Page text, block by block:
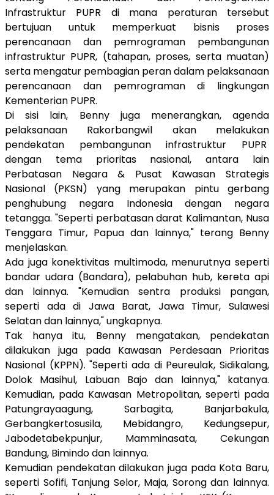
Infrastruktur PUPR di mana peraturan tersebut
bertujuan untuk memperkuat bisnis proses
perencanaan dan pemrograman pembangunan
infrastruktur PUPR, (tahapan, proses, serta muatan)
serta mengatur pembagian peran dalam pelaksanaan
perencanaan dan pemrograman di lingkungan
Kementerian PUPR.
Di sisi lain, Benny juga menerangkan, agenda
pelaksanaan Rakorbangwil akan melakukan
pendekatan pembangunan infrastruktur PUPR
dengan tema prioritas nasional, antara lain
Perbatasan Negara & Pusat Kawasan Strategis
Nasional (PKSN) yang merupakan pintu gerbang
penghubung negara Indonesia dengan negara
tetangga. "Seperti perbatasan darat Kalimantan, Nusa
Tenggara Timur, Papua dan lainnya," terang Benny
menjelaskan.
Ada juga konektivitas multimoda, menurutnya seperti
bandar udara (Bandara), pelabuhan hub, kereta api
dan lainnya. "Kemudian sentra produksi pangan,
seperti ada di Jawa Barat, Jawa Timur, Sulawesi
Selatan dan lainnya," ungkapnya.
Tak hanya itu, Benny mengatakan, pendekatan
dilakukan juga pada Kawasan Perdesaan Prioritas
Nasional (KPPN). "Seperti ada di Peureulak, Sidikalang,
Dolok Masihul, Labuan Bajo dan lainnya," katanya.
Kemudian, pada Kawasan Metropolitan, seperti pada
Patungrayaagung, Sarbagita, Banjarbakula,
Gerbangkertosusila, Mebidangro, Kedungsepur,
Jabodetabekpunjur, Mamminasata, Cekungan
Bandung, Bimindo dan lainnya.
Kemudian pendekatan dilakukan juga pada Kota Baru,
seperti Sofifi, Tanjung Selor, Maja, Sorong dan lainnya.